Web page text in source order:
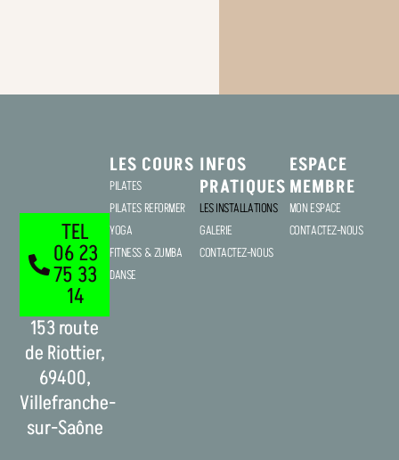
TEL
06 23
75 33
14
153 route
de Riottier,
69400,
Villefranche-
sur-Saône
LES COURS
PILATES
PILATES REFORMER
YOGA
FITNESS & ZUMBA
DANSE
INFOS
PRATIQUES
LES INSTALLATIONS
GALERIE
CONTACTEZ-NOUS
ESPACE
MEMBRE
MON ESPACE
CONTACTEZ-NOUS